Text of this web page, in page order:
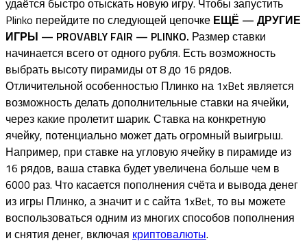
удаётся быстро отыскать новую игру. Чтобы запустить
Plinko перейдите по следующей цепочке ЕЩЁ — ДРУГИЕ
ИГРЫ — PROVABLY FAIR — PLINKO. Размер ставки
начинается всего от одного рубля. Есть возможность
выбрать высоту пирамиды от 8 до 16 рядов.
Отличительной особенностью Плинко на 1xBet является
возможность делать дополнительные ставки на ячейки,
через какие пролетит шарик. Ставка на конкретную
ячейку, потенциально может дать огромный выигрыш.
Например, при ставке на угловую ячейку в пирамиде из
16 рядов, ваша ставка будет увеличена больше чем в
6000 раз. Что касается пополнения счёта и вывода денег
из игры Плинко, а значит и с сайта 1xBet, то вы можете
воспользоваться одним из многих способов пополнения
и снятия денег, включая криптовалюты.